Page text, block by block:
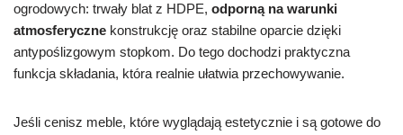
ogrodowych: trwały blat z HDPE, odporną na warunki
atmosferyczne konstrukcję oraz stabilne oparcie dzięki
antypoślizgowym stopkom. Do tego dochodzi praktyczna
funkcja składania, która realnie ułatwia przechowywanie.
Jeśli cenisz meble, które wyglądają estetycznie i są gotowe do